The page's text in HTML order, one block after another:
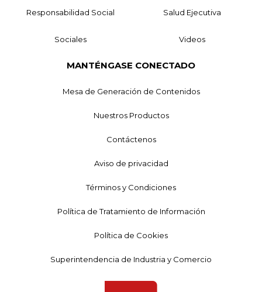
Responsabilidad Social Salud Ejecutiva
Sociales Videos
MANTÉNGASE CONECTADO
Mesa de Generación de Contenidos
Nuestros Productos
Contáctenos
Aviso de privacidad
Términos y Condiciones
Política de Tratamiento de Información
Política de Cookies
Superintendencia de Industria y Comercio